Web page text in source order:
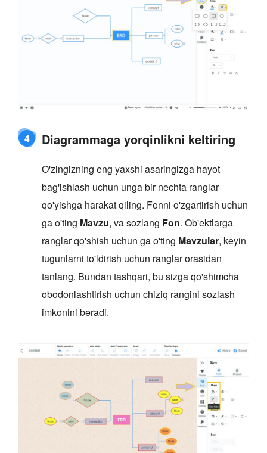
4 Diagrammaga yorqinlikni keltiring
O'zingizning eng yaxshi asaringizga hayot
bag'ishlash uchun unga bir nechta ranglar
qo'yishga harakat qiling. Fonni o'zgartirish uchun
ga o'ting Mavzu, va sozlang Fon. Ob'ektlarga
ranglar qo'shish uchun ga o'ting Mavzular, keyin
tugunlarni to'ldirish uchun ranglar orasidan
tanlang. Bundan tashqari, bu sizga qo'shimcha
obodonlashtirish uchun chiziq rangini sozlash
imkonini beradi.